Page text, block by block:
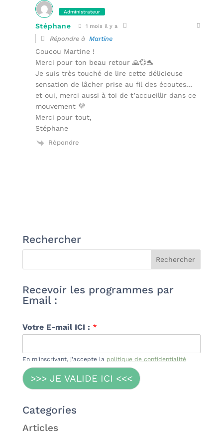
Administrateur
Stéphane 1 mois il y a
Répondre à Martine
Coucou Martine !
Merci pour ton beau retour 🙏💞🐬
Je suis très touché de lire cette délicieuse
sensation de lâcher prise au fil des écoutes…
et oui, merci aussi à toi de t’accueillir dans ce
mouvement 💜
Merci pour tout,
Stéphane
Répondre
Rechercher
Recevoir les programmes par
Email :
Votre E-mail ICI : *
En m'inscrivant, j'accepte la politique de confidentialité
>>> JE VALIDE ICI <<<
Categories
Articles